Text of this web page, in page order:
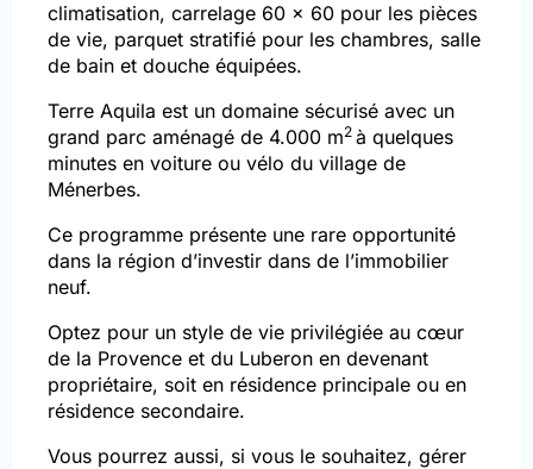
climatisation, carrelage 60 x 60 pour les pièces
de vie, parquet stratifié pour les chambres, salle
de bain et douche équipées.
Terre Aquila est un domaine sécurisé avec un
grand parc aménagé de 4.000 m2 à quelques
minutes en voiture ou vélo du village de
Ménerbes.
Ce programme présente une rare opportunité
dans la région d’investir dans de l’immobilier
neuf.
Optez pour un style de vie privilégiée au cœur
de la Provence et du Luberon en devenant
propriétaire, soit en résidence principale ou en
résidence secondaire.
Vous pourrez aussi, si vous le souhaitez, gérer